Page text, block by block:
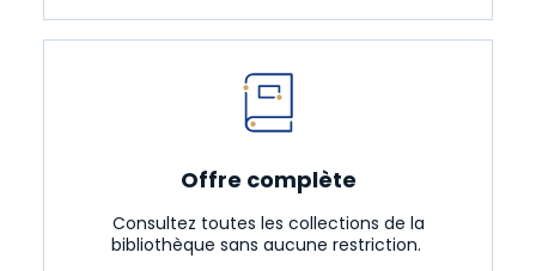
Offre complète
Consultez toutes les collections de la
bibliothèque sans aucune restriction.